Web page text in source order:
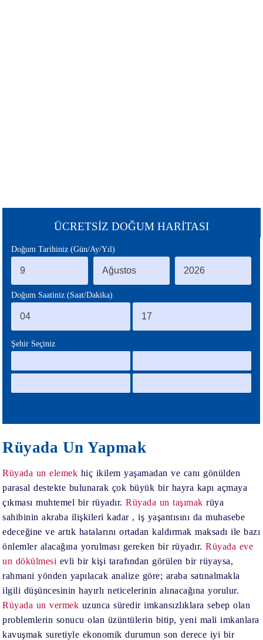
BLOG
ÜCRETSİZ DOĞUM HARİTASI
Doğum Tarihiniz (Gün/Ay/Yıl)
Doğum Saatiniz (Saat/Dakika)
Şehir Seçiniz
Rüyada Un Yapmak
Rüyada un elemek hiç ikilem yaşamadan ve canı gönülden
parasal destekte bulunarak çok büyük bir hayra kapı açmaya
çıkması muhtemel bir rüyadır.Rüyada un taşımak rüya
sahibinin akraba ilişkileri kadar , iş yaşantısını da muhasebe
edeceğine ve artık hatalarını ortadan kaldırmak maksadı ile bazı
önlemler alacağına yorulması gereken bir rüyadır.Rüyada eve
un dökülmesi evli bir kişi tarafından görülen bir rüyaysa,
rahmani yönden yapılacak analize göre; araba satınalmakla
ilgili düşüncesinin hayırlı neticelerinin alınacağına yorulur.
Rüyada un vermek uzunca süredir imkansızlıklara sebep olan
problemlerin sonucu olan üzüntülerin bitip, yeni mali imkanlara
kavuşmak suretiyle ekonomik durumun son derece iyi bir